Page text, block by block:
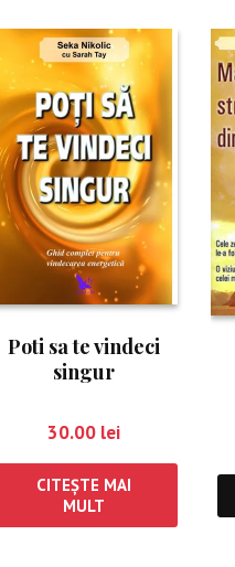
Poti sa te vindeci
singur
30.00 lei
CITEȘTE MAI
MULT